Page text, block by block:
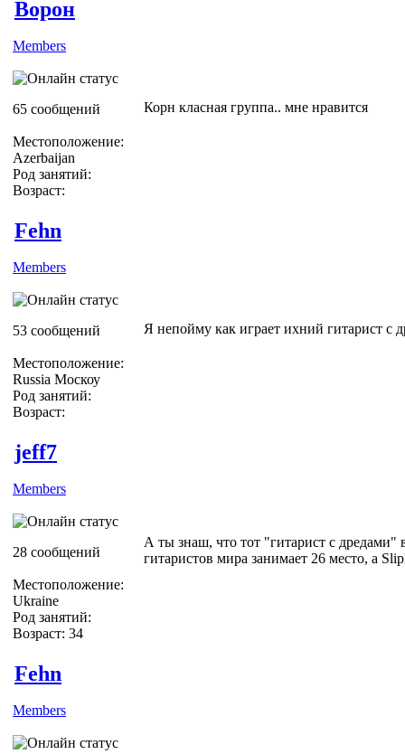
Ворон
Members
65 сообщений
Местоположение:
Azerbaijan
Род занятий:
Возраст:
Корн класная группа.. мне нравится
Fehn
Members
53 сообщений
Местоположение:
Russia Москоу
Род занятий:
Возраст:
Я непойму как играет ихний гитарист с
jeff7
Members
28 сообщений
Местоположение:
Ukraine
Род занятий:
Возраст: 34
А ты знаш, что тот "гитарист с дредами"
гитаристов мира занимает 26 место, а
Fehn
Members